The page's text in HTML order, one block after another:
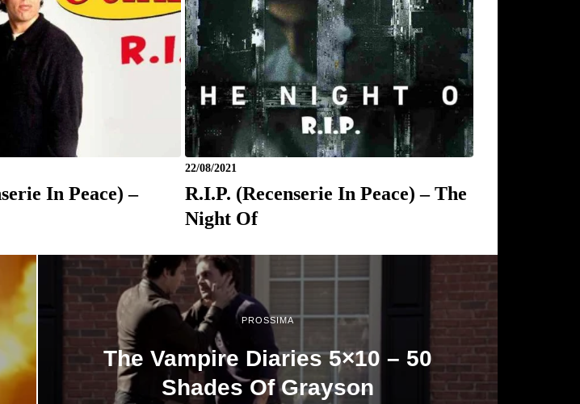
In Peace) –
22/08/2021
R.I.P. (Recenserie In Peace) – The
Night Of
PROSSIMA
The Vampire Diaries 5×10 – 50
Shades Of Grayson